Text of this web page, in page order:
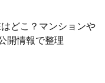
どこ？マンションや
開情報で整理